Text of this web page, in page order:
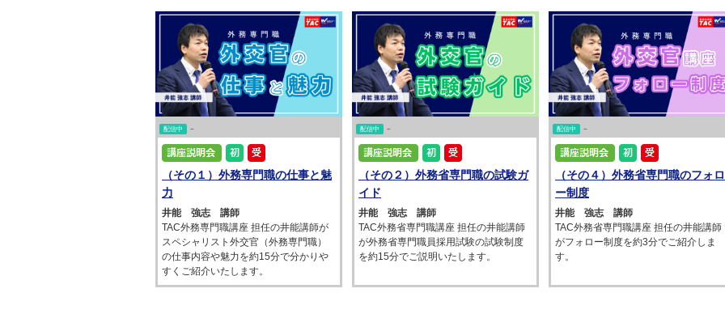
配信中 ~
（その１）外務専門職の仕事と魅
力
井能 強志 講師
TAC外務専門職講座 担任の井能講師が
スペシャリスト外交官（外務専門職）
の仕事内容や魅力を約15分で分かりや
すくご紹介いたします。
配信中 ~
（その２）外務省専門職の試験ガ
イド
井能 強志 講師
TAC外務省専門職講座 担任の井能講師
が外務省専門職員採用試験の試験制度
を約15分でご説明いたします。
配信中 ~
（その４）外務省専門職のフォロ
ー制度
井能 強志 講師
TAC外務省専門職講座 担任の井能講師
がフォロー制度を約3分でご紹介しま
す。